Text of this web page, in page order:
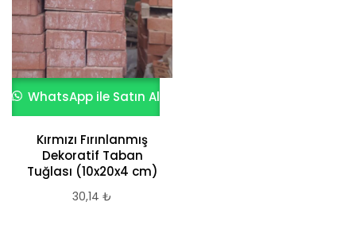
WhatsApp ile Satın Al
Kırmızı Fırınlanmış
Dekoratif Taban
Tuğlası (10x20x4 cm)
30,14 ₺